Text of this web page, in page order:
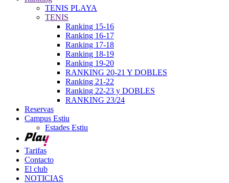
TENIS PLAYA
TENIS
Ranking 15-16
Ranking 16-17
Ranking 17-18
Ranking 18-19
Ranking 19-20
RANKING 20-21 Y DOBLES
Ranking 21-22
Ranking 22-23 y DOBLES
RANKING 23/24
Reservas
Campus Estiu
Estades Estiu
Tarifas
Contacto
El club
NOTICIAS